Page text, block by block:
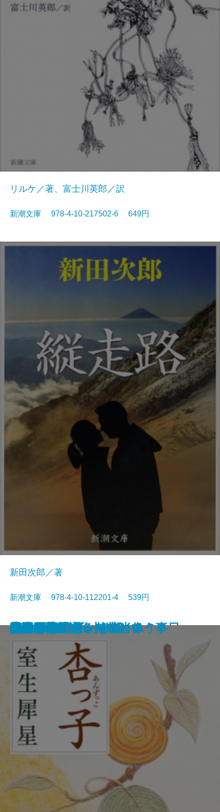
沈める滝
氷壁
総会屋錦城
夜と霧の隅で
虹いくたび
われらの時代
赤い影法師
イワン・デニーソヴィチの一日
リルケ詩集
リルケ／著、富士川英郎／訳
新潮文庫 978-4-10-217502-6 649円
縦走路
新田次郎／著
新潮文庫 978-4-10-112201-4 539円
杏っ子
ドリアン・グレイの肖像
Xへの手紙・私小説論
挽歌
吾輩は猫である
作家の顔
花のれん
小説日本芸譚
モオツァルト・無常という事
女であること